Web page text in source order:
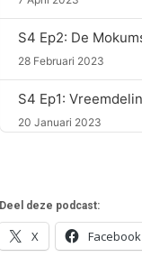
28 Februari 2023
20 Januari 2023
25 Februari 2022
Deel deze podcast:
X Facebook